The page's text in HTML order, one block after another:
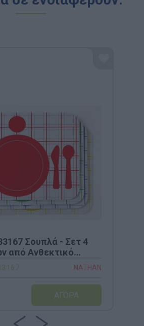
Σουπλά - Σετ 4
από Ανθεκτικό
NATHAN